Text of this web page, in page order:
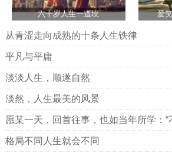
人依旧会在暴风雨来临之际，奋力奔跑
一起，无论经历多少风雨，都不会放开
被现实打败，互相思念的人会紧紧地
多少挫折，都不会选择放弃，时间会证
会在你的世界降临！
六十岁人生一道坎 爱
从青涩走向成熟的十条人生铁律
平凡与平庸
淡淡人生，顺遂自然
淡然，人生最美的风景
格局不同人生就会不同